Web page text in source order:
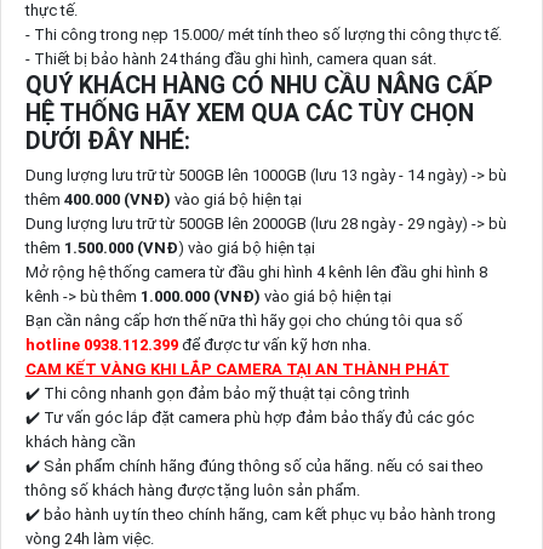
thực tế.
- Thi công trong nẹp 15.000/ mét tính theo số lượng thi công thực tế.
- Thiết bị bảo hành 24 tháng đầu ghi hình, camera quan sát.
QUÝ KHÁCH HÀNG CÓ NHU CẦU NÂNG CẤP
HỆ THỐNG HÃY XEM QUA CÁC TÙY CHỌN
DƯỚI ĐÂY NHÉ:
Dung lượng lưu trữ từ 500GB lên 1000GB (lưu 13 ngày - 14 ngày) -> bù
thêm 400.000 (VNĐ) vào giá bộ hiện tại
Dung lượng lưu trữ từ 500GB lên 2000GB (lưu 28 ngày - 29 ngày) -> bù
thêm 1.500.000 (VNĐ) vào giá bộ hiện tại
Mở rộng hệ thống camera từ đầu ghi hình 4 kênh lên đầu ghi hình 8
kênh -> bù thêm 1.000.000 (VNĐ) vào giá bộ hiện tại
Bạn cần nâng cấp hơn thế nữa thì hãy gọi cho chúng tôi qua số
hotline 0938.112.399 để được tư vấn kỹ hơn nha.
CAM KẾT VÀNG KHI LẮP CAMERA TẠI AN THÀNH PHÁT
✔️ Thi công nhanh gọn đảm bảo mỹ thuật tại công trình
✔️ Tư vấn góc lắp đặt camera phù hợp đảm bảo thấy đủ các góc
khách hàng cần
✔️ Sản phẩm chính hãng đúng thông số của hãng. nếu có sai theo
thông số khách hàng được tặng luôn sản phẩm.
✔️ bảo hành uy tín theo chính hãng, cam kết phục vụ bảo hành trong
vòng 24h làm việc.